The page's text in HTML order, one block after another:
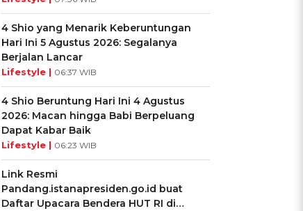
4 Shio yang Menarik Keberuntungan
Hari Ini 5 Agustus 2026: Segalanya
Berjalan Lancar
Lifestyle | 06:37 WIB
4 Shio Beruntung Hari Ini 4 Agustus
2026: Macan hingga Babi Berpeluang
Dapat Kabar Baik
Lifestyle | 06:23 WIB
Link Resmi
Pandang.istanapresiden.go.id buat
Daftar Upacara Bendera HUT RI di